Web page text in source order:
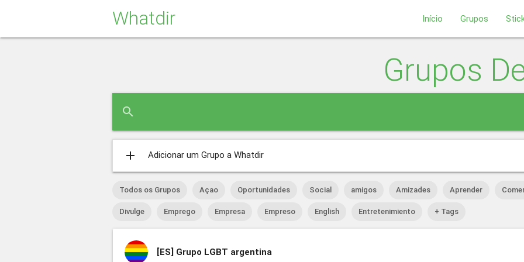
Whatdir Início Grupos
Grupos
search
add Adicionar um Grupo a Whatdir
Todos os Grupos Açao Oportunidades Social amigos Amizades Aprender
Divulge Emprego Empresa Empreso English Entretenimiento + Tags
[ES] Grupo LGBT argentina